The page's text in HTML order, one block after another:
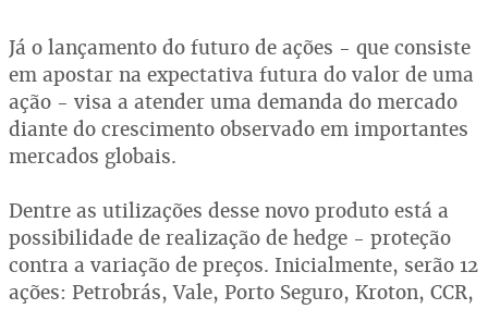
Já o lançamento do futuro de ações - que consiste
em apostar na expectativa futura do valor de uma
ação - visa a atender uma demanda do mercado
diante do crescimento observado em importantes
mercados globais.
Dentre as utilizações desse novo produto está a
possibilidade de realização de hedge - proteção
contra a variação de preços. Inicialmente, serão 12
ações: Petrobrás, Vale, Porto Seguro, Kroton, CCR,